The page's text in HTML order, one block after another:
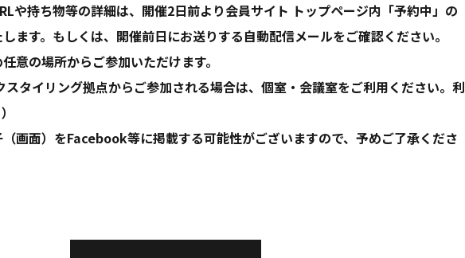
や持ち物等の詳細は、開催2日前より会員サイト トップページ内「予約中」の
ます。もしくは、開催前日にお送りする自動配信メールをご確認ください。
意の場所からご参加いただけます。
タイリング拠点からご参加される場合は、個室・会議室をご利用ください。利
画面）をFacebook等に掲載する可能性がございますので、予めご了承くださ